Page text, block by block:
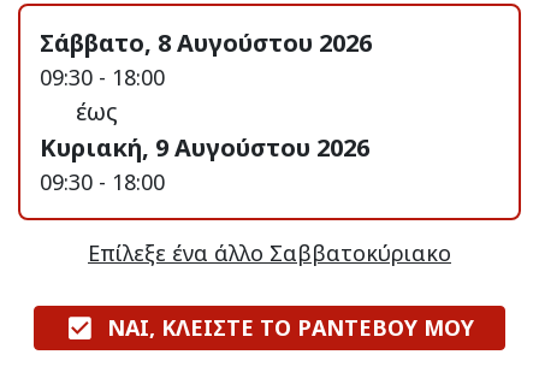
Σάββατο, 8 Αυγούστου 2026
09:30 - 18:00
έως
Κυριακή, 9 Αυγούστου 2026
09:30 - 18:00
Επίλεξε ένα άλλο Σαββατοκύριακο
ΝΑΙ, ΚΛΕΙΣΤΕ ΤΟ ΡΑΝΤΕΒΟΥ ΜΟΥ